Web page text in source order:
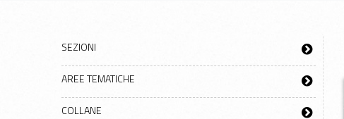
SEZIONI
AREE TEMATICHE
COLLANE